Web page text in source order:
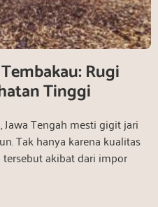
Rugi
Tinggi
Tengah mesti gigit jari
Tak hanya karena kualitas
akibat dari impor